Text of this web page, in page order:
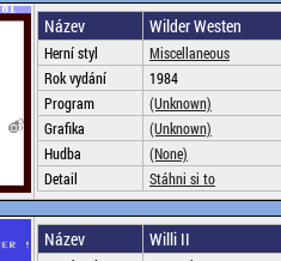
Název Wilder Westen
Herní styl
Miscellaneous
Rok vydání
1984
Program
(Unknown)
Grafika
(Unknown)
Hudba
(None)
Detail
Stáhni si to
Název Willi II